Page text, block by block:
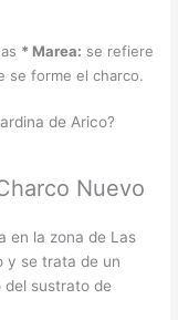
* Marea: se refiere
se forme el charco.
de Arico?
Nuevo
en la zona de Las
y se trata de un
sustrato de